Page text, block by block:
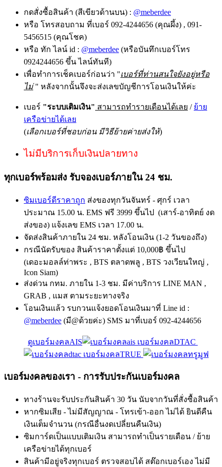
กดสั่งซื้อสินค้า (สีเขียวด้านบน) : @meberdee
หรือ โทรสอบถาม ที่เบอร์ 092-4244656 (คุณผึ้ง) , 091-
5456515 (คุณโชค)
หรือ ทัก ไลน์ id : @meberdee (หรือบันทึกเบอร์โทร
0924244656 ขึ้น ไลน์ทันที)
เพื่อทำการเช็คเบอร์ก่อนว่า "เบอร์ที่ท่านสนใจยังอยู่หรือ
ไม่" หลังจากนั้นจึงจะส่งเลขบัญชีการโอนเงินให้ค่ะ
เบอร์ "ระบบเติมเงิน" สามารถทำรายเดือนได้เลย / ย้าย
เครือข่ายได้เลย
(เลือกเบอร์ที่ชอบก่อน มีวิธีย้ายค่ายส่งให้)
ไม่มีบริการเก็บเงินปลายทาง
ทุกเบอร์พร้อมส่ง รับจองเบอร์ภายใน 24 ชม.
ซิมเบอร์ดีราคาถูก ส่งของทุกวันจันทร์ - ศุกร์ เวลา
ประมาณ 15.00 น. EMS ฟรี 3999 ขึ้นไป (เสาร์-อาทิตย์ งด
ส่งของ) แจ้งเลข EMS เวลา 17.00 น.
จัดส่งสินค้าภายใน 24 ชม. หลังโอนเงิน (1-2 วันของถึง)
กรณีนัดรับของ สินค้าราคาตั้งแต่ 10,000฿ ขึ้นไป
(เดอะมอลล์ท่าพระ , BTS ตลาดพลู , BTS วงเวียนใหญ่ ,
Icon Siam)
ส่งด่วน กทม. ภายใน 1-3 ชม. มีค่าบริการ LINE MAN ,
GRAB , แมส ตามระยะทางจริง
โอนเงินแล้ว รบกวนแจ้งยอดโอนเงินมาที่ Line id :
@meberdee (มี@ด้วยค่ะ) SMS มาที่เบอร์ 092-4244656
ดูเบอร์มงคลAIS
เบอร์มงคลDTAC
เบอร์มงคลTRUE
เบอร์มงคลของเรา - การรับประกันเบอร์มงคล
ทางร้านจะรับประกันสินค้า 30 วัน นับจากวันที่สั่งซื้อสินค้า
หากซิมเสีย - ไม่มีสัญญาณ - โทรเข้า-ออก ไม่ได้ ยินดีคืน
เงินเต็มจำนวน (กรณีอื่นงดเปลี่ยนคืนเงิน)
ซิมการ์ดเป็นแบบเติมเงิน สามารถทำเป็นรายเดือน / ย้าย
เครือข่ายได้ทุกเบอร์
สินค้ามีอยู่จริงทุกเบอร์ ตรวจสอบได้ สต๊อกเบอร์เอง ไม่มี